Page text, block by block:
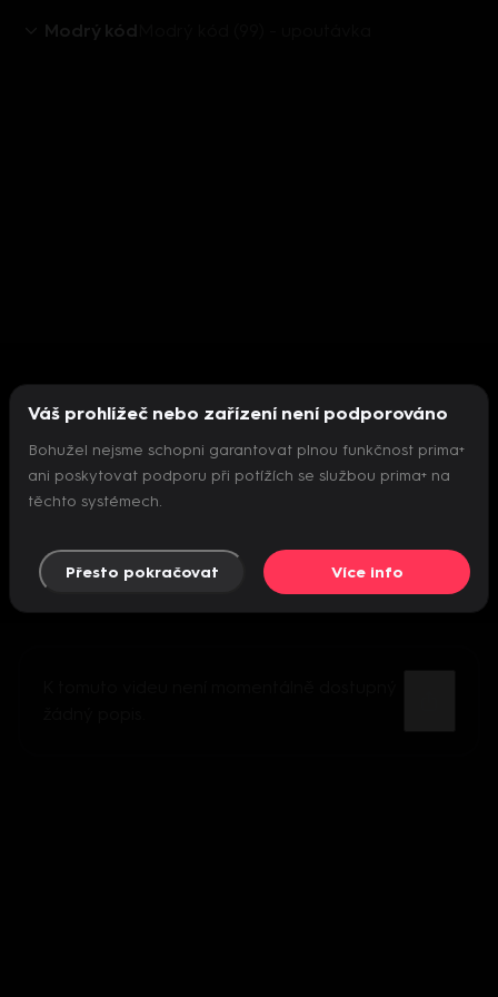
Modrý kód
Nepodařilo se inicializovat přehrávač
Váš prohlížeč nebo zařízení není podporováno
Bohužel nejsme schopni garantovat plnou funkčnost prima+
ani poskytovat podporu při potížích se službou prima+ na
těchto systémech.
Přesto pokračovat Více info